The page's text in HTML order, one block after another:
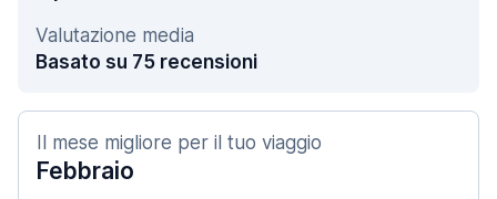
Valutazione media
Basato su 75 recensioni
Il mese migliore per il tuo viaggio
Febbraio